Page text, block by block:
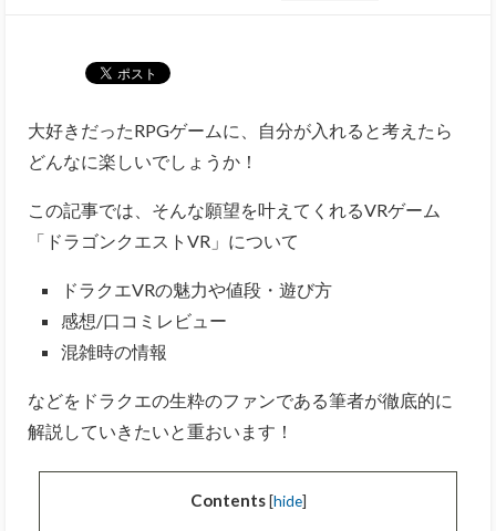
大好きだったRPGゲームに、自分が入れると考えたら
どんなに楽しいでしょうか！
この記事では、そんな願望を叶えてくれるVRゲーム
「ドラゴンクエストVR」について
ドラクエVRの魅力や値段・遊び方
感想/口コミレビュー
混雑時の情報
などをドラクエの生粋のファンである筆者が徹底的に
解説していきたいと重おいます！
Contents [hide]